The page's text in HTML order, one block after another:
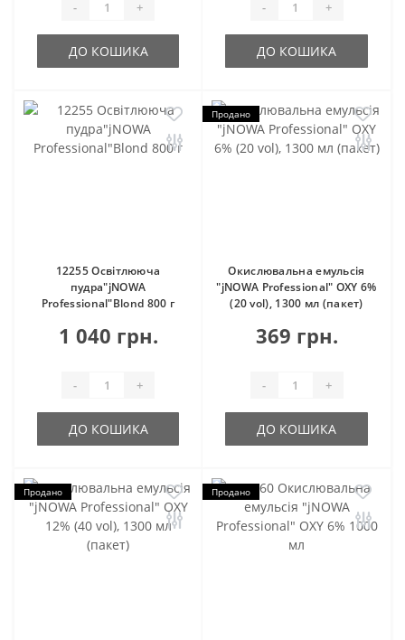
- +
ДО КОШИКА
- +
ДО КОШИКА
12255 Освітлююча
пудра"jNOWA
Professional"Blond 800 г
1 040 грн.
- +
ДО КОШИКА
Продано
Окислювальна емульсія
"jNOWA Professional" OXY 6%
(20 vol), 1300 мл (пакет)
369 грн.
- +
ДО КОШИКА
Продано Продано